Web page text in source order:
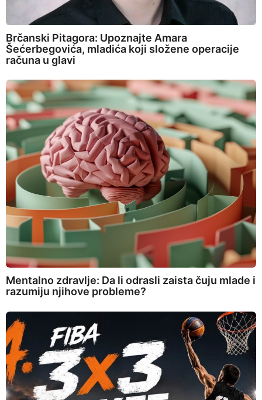
Brčanski Pitagora: Upoznajte Amara
Šećerbegovića, mladića koji složene operacije
računa u glavi
Mentalno zdravlje: Da li odrasli zaista čuju mlade i
razumiju njihove probleme?